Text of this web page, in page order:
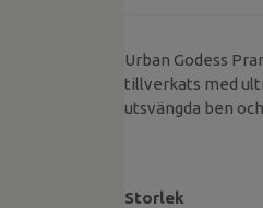
Urban Godess
tillverkats med
utsvängda ben
Storlek